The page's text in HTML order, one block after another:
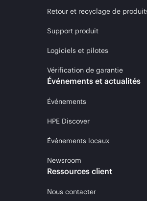
Retour et recyclage de
Support produit
Logiciels et pilotes
Vérification de garantie
Événements et actualités
Événements
HPE Discover
Événements locaux
Newsroom
Ressources client
Nous contacter